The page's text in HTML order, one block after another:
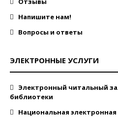
Напишите нам!
Вопросы и ответы
ЭЛЕКТРОННЫЕ УСЛУГИ
Электронный читальный
библиотеки
Национальная